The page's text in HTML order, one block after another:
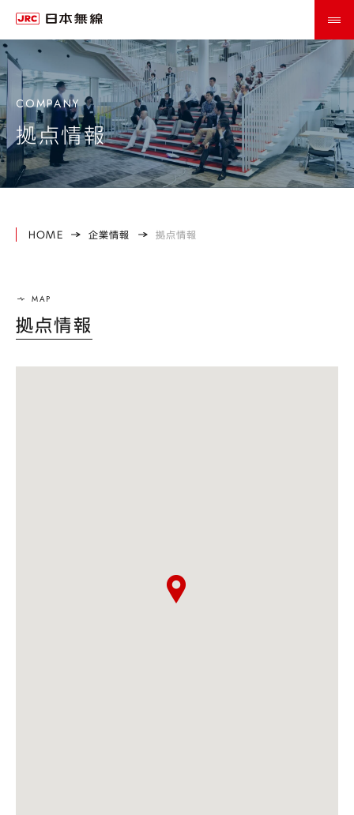
拠点情報
HOME 企業情報 拠点情報
拠点情報